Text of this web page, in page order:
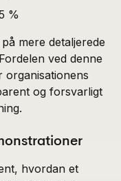
%
mere detaljerede
ved denne
organisationens
og forsvarligt
hvordan et